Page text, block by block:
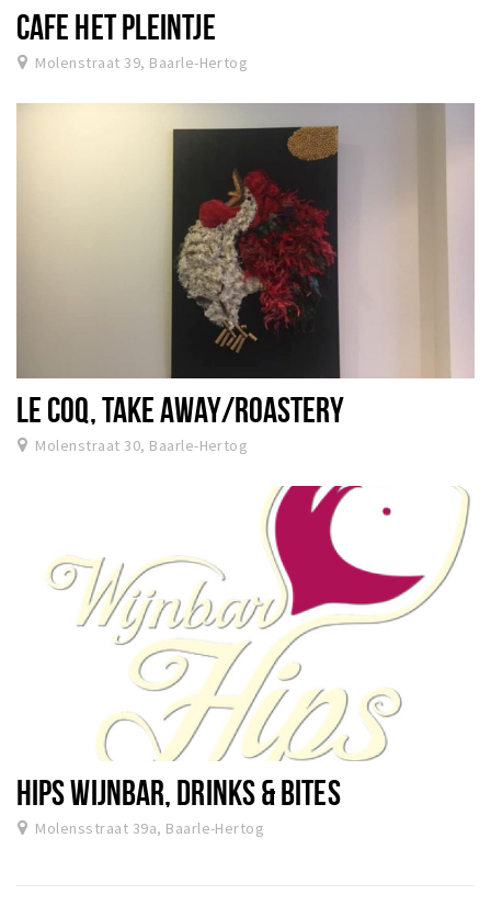
CAFE HET PLEINTJE
Molenstraat 39, Baarle-Hertog
LE COQ, TAKE AWAY/ROASTERY
Molenstraat 30, Baarle-Hertog
HIPS WIJNBAR, DRINKS & BITES
Molensstraat 39a, Baarle-Hertog